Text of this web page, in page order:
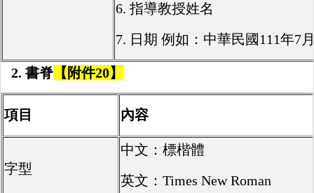
6. 指導教授姓名
7. 日期 例如：中華民國111年7
2. 書脊 【附件20】
項目 內容
字型
中文：標楷體
英文：Times New Roman